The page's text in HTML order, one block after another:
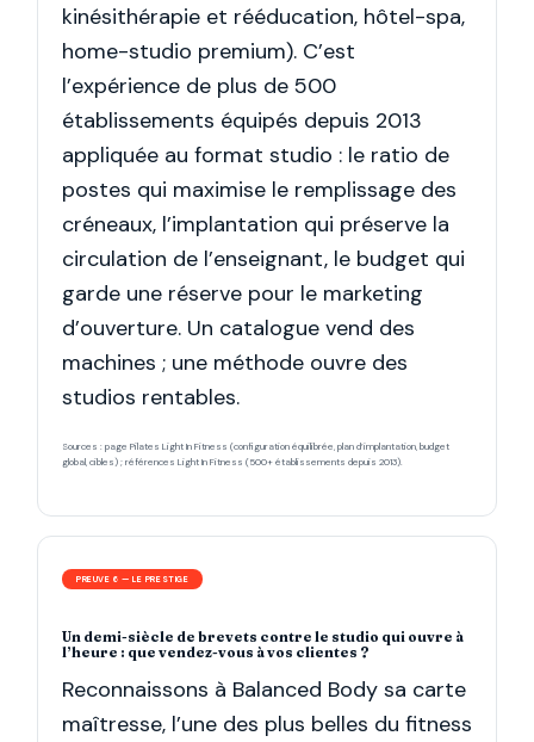
kinésithérapie et rééducation, hôtel-spa,
home-studio premium). C’est
l’expérience de plus de 500
établissements équipés depuis 2013
appliquée au format studio : le ratio de
postes qui maximise le remplissage des
créneaux, l’implantation qui préserve la
circulation de l’enseignant, le budget qui
garde une réserve pour le marketing
d’ouverture. Un catalogue vend des
machines ; une méthode ouvre des
studios rentables.
Sources : page Pilates Light In Fitness (configuration équilibrée, plan d’implantation, budget
global, cibles) ; références Light In Fitness (500+ établissements depuis 2013).
PREUVE 6 — LE PRESTIGE
Un demi-siècle de brevets contre le studio qui ouvre à
l’heure : que vendez-vous à vos clientes ?
Reconnaissons à Balanced Body sa carte
maîtresse, l’une des plus belles du fitness